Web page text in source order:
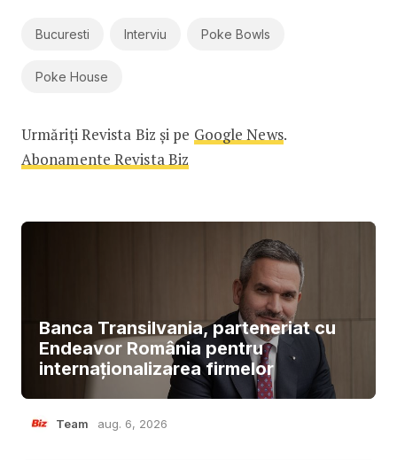
Bucuresti Interviu Poke Bowls
Poke House
Urmăriți Revista Biz și pe Google News.
Abonamente Revista Biz
Banca Transilvania, parteneriat cu
Endeavor România pentru
internaționalizarea firmelor
Team aug. 6, 2026